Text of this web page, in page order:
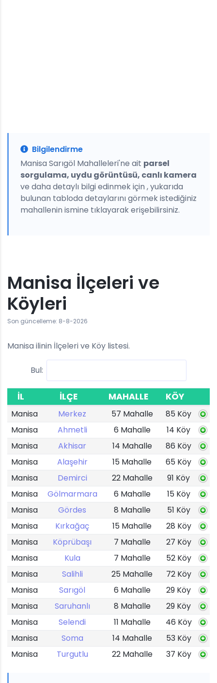
Bilgilendirme
Manisa Sarıgöl Mahalleleri'ne ait parsel
sorgulama, uydu görüntüsü, canlı kamera
ve daha detaylı bilgi edinmek için , yukarıda
bulunan tabloda detaylarını görmek istediğiniz
mahallenin ismine tıklayarak erişebilirsiniz.
Manisa İlçeleri ve
Köyleri
Son güncelleme: 8-8-2026
Manisa ilinin İlçeleri ve Köy listesi.
Bul:
İL İLÇE MAHALLE KÖY
Manisa Merkez 57 Mahalle
85 Köy
Manisa
Ahmetli 6 Mahalle
14 Köy
Manisa
Akhisar 14 Mahalle
86 Köy
Manisa
Alaşehir 15 Mahalle
65 Köy
Manisa
Demirci 22 Mahalle
91 Köy
Manisa
Gölmarmara 6 Mahalle
15 Köy
Manisa
Gördes 8 Mahalle
51 Köy
Manisa
Kırkağaç 15 Mahalle
28 Köy
Manisa
Köprübaşı 7 Mahalle
27 Köy
Manisa
Kula 7 Mahalle
52 Köy
Manisa
Salihli 25 Mahalle
72 Köy
Manisa
Sarıgöl 6 Mahalle
29 Köy
Manisa
Saruhanlı 8 Mahalle
29 Köy
Manisa
Selendi 11 Mahalle
46 Köy
Manisa
Soma 14 Mahalle
53 Köy
Manisa
Turgutlu 22 Mahalle 37 Köy